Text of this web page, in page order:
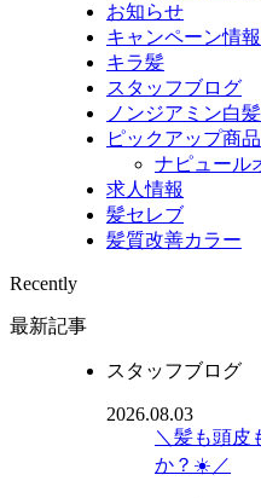
お知らせ
キャンペーン情報
キラ髪
スタッフブログ
ノンジアミン白
ピックアップ商品
ナピュール
求人情報
髪セレブ
髪質改善カラー
Recently
最新記事
スタッフブログ
2026.08.03
＼髪も頭皮
か？☀️／